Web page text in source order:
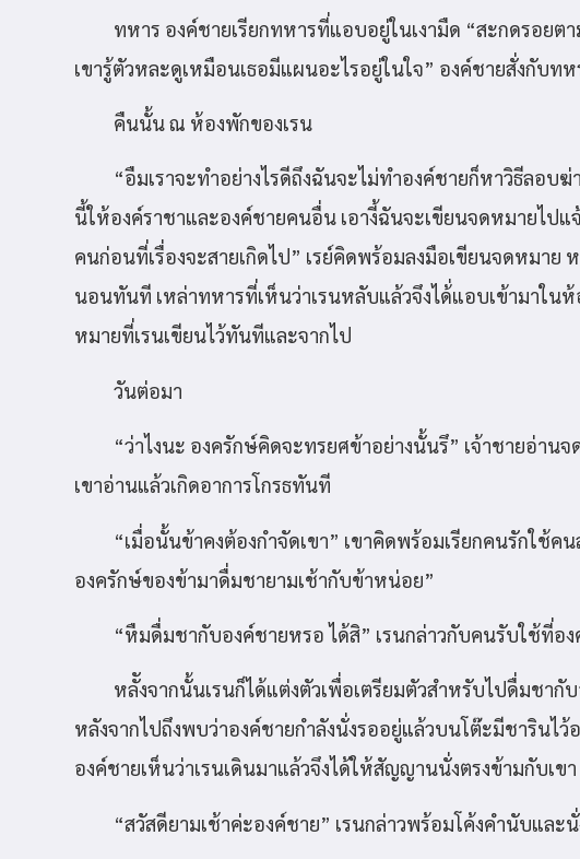
ทหาร องค์ชายเรียกทหารที่แอบอยู่ในเงามืด “สะกดรอยต
เขารู้ตัวหละดูเหมือนเธอมีแผนอะไรอยู่ในใจ” องค์ชายสั่งกับทห
คืนนั้น ณ ห้องพักของเรน
“อืมเราจะทำอย่างไรดีถึงฉันจะไม่ทำองค์ชายก็หาวิธีลอบฆ่
นี้ให้องค์ราชาและองค์ชายคนอื่น เอางี้ฉันจะเขียนจดหมายไปแ
คนก่อนที่เรื่องจะสายเกิดไป” เรย์คิดพร้อมลงมือเขียนจดหมาย ห
นอนทันที เหล่าทหารที่เห็นว่าเรนหลับแล้วจึงได้่แอบเข้ามาใน
หมายที่เรนเขียนไว้ทันทีและจากไป
วันต่อมา
“ว่าไงนะ องครักษ์คิดจะทรยศข้าอย่างนั้นรึ” เจ้าชายอ่าน
เขาอ่านแล้วเกิดอาการโกรธทันที
“เมื่อนั้นข้าคงต้องกำจัดเขา” เขาคิดพร้อมเรียกคนรักใช้ค
องครักษ์ของข้ามาดื่มชายามเช้ากับข้าหน่อย”
“หืมดื่มชากับองค์ชายหรอ ได้สิ” เรนกล่าวกับคนรับใช้ที่อ
หลัังจากนั้นเรนก็ได้แต่งตัวเพื่อเตรียมตัวสำหรับไปดื่มชากั
หลังจากไปถึงพบว่าองค์ชายกำลังนั่งรออยู่แล้วบนโต๊ะมีชารินไว้
องค์ชายเห็นว่าเรนเดินมาแล้วจึงได้ให้สัญญานนั่งตรงข้ามกับเขา
“สวัสดียามเช้าค่ะองค์ชาย” เรนกล่าวพร้อมโค้งคำนับและนั่